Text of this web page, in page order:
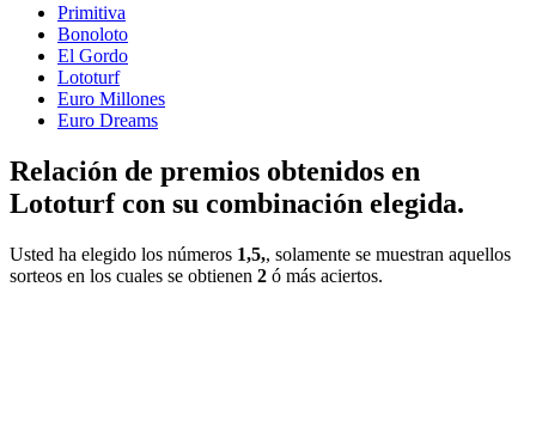
Primitiva
Bonoloto
El Gordo
Lototurf
Euro Millones
Euro Dreams
Relación de premios obtenidos en
Lototurf con su combinación elegida.
Usted ha elegido los números 1,5,, solamente se muestran aquellos
sorteos en los cuales se obtienen 2 ó más aciertos.